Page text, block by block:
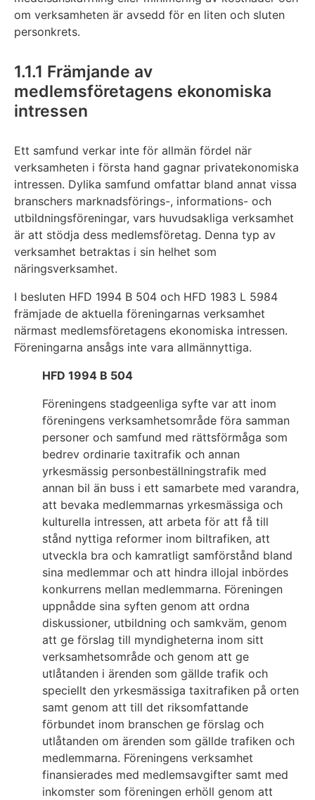
om verksamheten är avsedd för en liten och sluten
personkrets.
1.1.1 Främjande av
medlemsföretagens ekonomiska
intressen
Ett samfund verkar inte för allmän fördel när
verksamheten i första hand gagnar privatekonomiska
intressen. Dylika samfund omfattar bland annat vissa
branschers marknadsförings-, informations- och
utbildningsföreningar, vars huvudsakliga verksamhet
är att stödja dess medlemsföretag. Denna typ av
verksamhet betraktas i sin helhet som
näringsverksamhet.
I besluten HFD 1994 B 504 och HFD 1983 L 5984
främjade de aktuella föreningarnas verksamhet
närmast medlemsföretagens ekonomiska intressen.
Föreningarna ansågs inte vara allmännyttiga.
HFD 1994 B 504
Föreningens stadgeenliga syfte var att inom
föreningens verksamhetsområde föra samman
personer och samfund med rättsförmåga som
bedrev ordinarie taxitrafik och annan
yrkesmässig personbeställningstrafik med
annan bil än buss i ett samarbete med varandra,
att bevaka medlemmarnas yrkesmässiga och
kulturella intressen, att arbeta för att få till
stånd nyttiga reformer inom biltrafiken, att
utveckla bra och kamratligt samförstånd bland
sina medlemmar och att hindra illojal inbördes
konkurrens mellan medlemmarna. Föreningen
uppnådde sina syften genom att ordna
diskussioner, utbildning och samkväm, genom
att ge förslag till myndigheterna inom sitt
verksamhetsområde och genom att ge
utlåtanden i ärenden som gällde trafik och
speciellt den yrkesmässiga taxitrafiken på orten
samt genom att till det riksomfattande
förbundet inom branschen ge förslag och
utlåtanden om ärenden som gällde trafiken och
medlemmarna. Föreningens verksamhet
finansierades med medlemsavgifter samt med
inkomster som föreningen erhöll genom att